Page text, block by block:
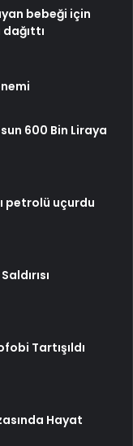
bebeği için
600 Bin Liraya
petrolü uçurdu
Tartışıldı
Hayat